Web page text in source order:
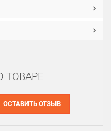
ТОВАРЕ
ОСТАВИТЬ ОТЗЫВ